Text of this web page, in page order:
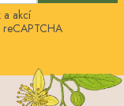
a akcí